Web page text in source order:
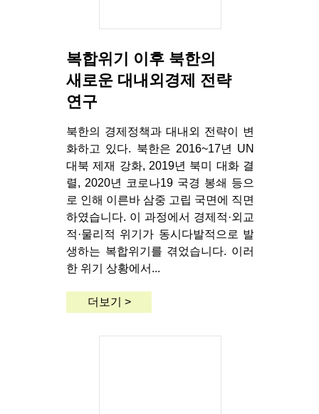
복합위기 이후 북한의
새로운 대내외경제 전략
연구
북한의 경제정책과 대내외 전략이 변
화하고 있다. 북한은 2016~17년 UN
대북 제재 강화, 2019년 북미 대화 결
렬, 2020년 코로나19 국경 봉쇄 등으
로 인해 이른바 삼중 고립 국면에 직면
하였습니다. 이 과정에서 경제적·외교
적·물리적 위기가 동시다발적으로 발
생하는 복합위기를 겪었습니다. 이러
한 위기 상황에서...
더보기 >